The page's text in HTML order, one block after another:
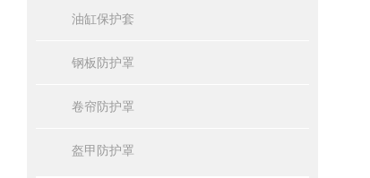
油缸保护套
钢板防护罩
卷帘防护罩
盔甲防护罩